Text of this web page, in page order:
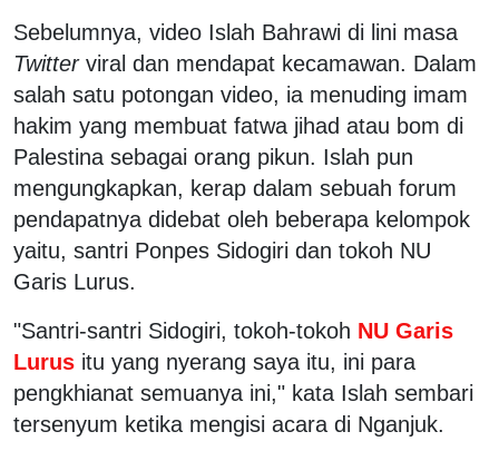
Sebelumnya, video Islah Bahrawi di lini masa
Twitterviral dan mendapat kecamawan. Dalam
salah satu potongan video, ia menuding imam
hakim yang membuat fatwa jihad atau bom di
Palestina sebagai orang pikun. Islah pun
mengungkapkan, kerap dalam sebuah forum
pendapatnya didebat oleh beberapa kelompok
yaitu, santri Ponpes Sidogiri dan tokoh NU
Garis Lurus.
"Santri-santri Sidogiri, tokoh-tokoh NU Garis
Lurus itu yang nyerang saya itu, ini para
pengkhianat semuanya ini," kata Islah sembari
tersenyum ketika mengisi acara di Nganjuk.